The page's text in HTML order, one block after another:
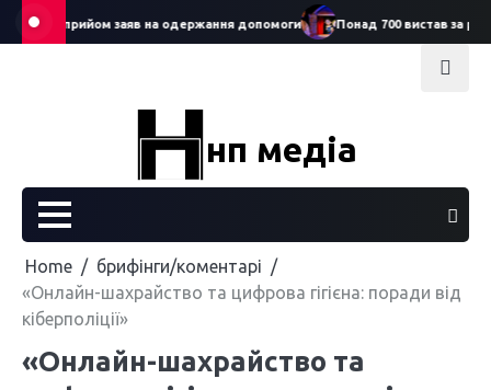
Skip
прийом заяв на одержання допомоги Понад 700 вистав за рік:
нп медіа
Home
брифінги/коментарі
«Онлайн-шахрайство та цифрова гігієна: поради від
кіберполіції»
«Онлайн-шахрайство та